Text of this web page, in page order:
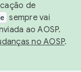
de
sempre vai
ao AOSP.
no AOSP.